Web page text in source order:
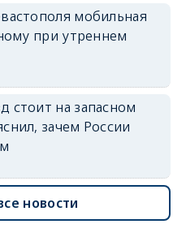
мобильная
при утреннем
стоит на запасном
зачем России
новости